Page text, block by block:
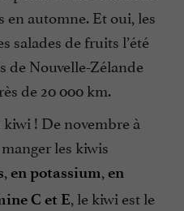
en automne. Et oui, les
salades de fruits l’été
de Nouvelle-Zélande
de 20 000 km.
kiwi ! De novembre à
les kiwis
, en potassium, en
C et E, le kiwi est le